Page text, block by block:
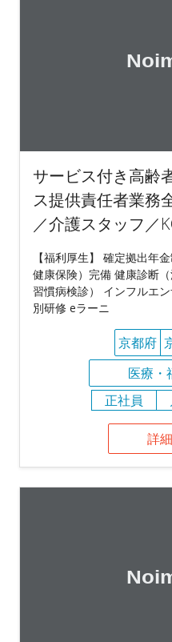
サービス付き高齢
ス提供責任者業務
／介護スタッフ／
【福利厚生】 確定拠出年
健康保険）完備 健康診断
習慣病検診） インフルエ
別研修 eラーニ
京都府
医療・
正社員
詳